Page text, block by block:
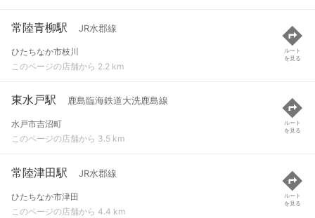
常陸青柳駅 JR水郡線
ひたちなか市枝川
このページの店舗から 2.2 km
ルート
を見る
東水戸駅 鹿島臨海鉄道大洗鹿島線
水戸市吉沼町
このページの店舗から 3.5 km
ルート
を見る
常陸津田駅 JR水郡線
ひたちなか市津田
このページの店舗から 4.4 km
ルート
を見る